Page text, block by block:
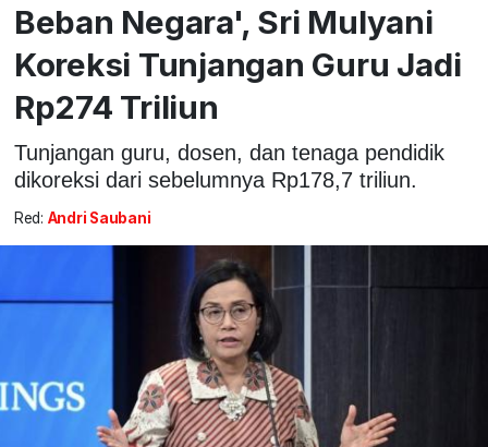
Beban Negara', Sri Mulyani
Koreksi Tunjangan Guru Jadi
Rp274 Triliun
Tunjangan guru, dosen, dan tenaga pendidik
dikoreksi dari sebelumnya Rp178,7 triliun.
Red: Andri Saubani